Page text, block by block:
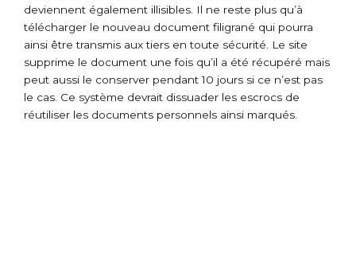
deviennent également illisibles. Il ne reste plus qu’à
télécharger le nouveau document filigrané qui pourra
ainsi être transmis aux tiers en toute sécurité. Le site
supprime le document une fois qu’il a été récupéré mais
peut aussi le conserver pendant 10 jours si ce n’est pas
le cas. Ce système devrait dissuader les escrocs de
réutiliser les documents personnels ainsi marqués.